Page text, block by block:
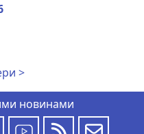
>
новинами